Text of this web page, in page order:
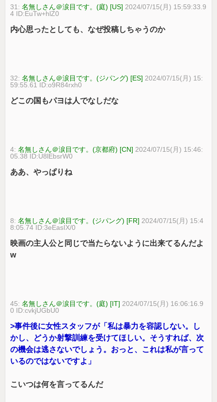
31:名無しさん＠涙目です。(庭) [US] 2024/07/15(月) 15:59:33.9
4 ID:EuTw+hlZ0
内心思ったとしても、なぜ投稿しちゃうのか
32:名無しさん＠涙目です。(ジパング) [ES] 2024/07/15(月) 15:
59:55.61 ID:o9R84rxh0
どこの国もパヨは人でなしだな
4:名無しさん＠涙目です。(京都府) [CN] 2024/07/15(月) 15:46:
05.38 ID:U8lEbsrW0
ああ、やっぱりね
8:名無しさん＠涙目です。(ジパング) [FR] 2024/07/15(月) 15:4
8:05.74 ID:3eEasIX/0
映画の主人公と同じで当たらないように出来てるんだよ
w
45:名無しさん＠涙目です。(庭) [IT] 2024/07/15(月) 16:06:16.9
0 ID:cvkjUGbU0
>事件後に女性スタッフが「私は暴力を容認しない。し
かし、どうか射撃訓練を受けてほしい。そうすれば、次
の機会は逃さないでしょう。おっと、これは私が言って
いるのではないですよ」
こいつは何を言ってるんだ